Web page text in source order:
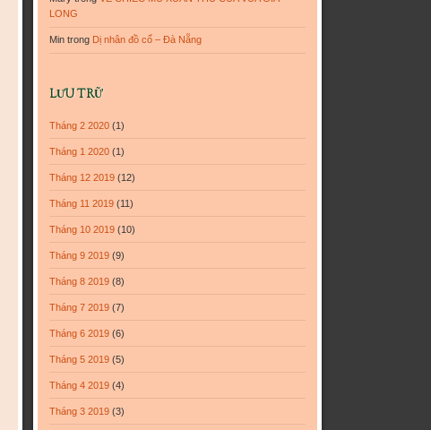
LONG
Min trong Dị nhân đồ cổ – Đà Nẵng
LƯU TRỮ
Tháng 2 2020 (1)
Tháng 1 2020 (1)
Tháng 12 2019 (12)
Tháng 11 2019 (11)
Tháng 10 2019 (10)
Tháng 9 2019 (9)
Tháng 8 2019 (8)
Tháng 7 2019 (7)
Tháng 6 2019 (6)
Tháng 5 2019 (5)
Tháng 4 2019 (4)
Tháng 3 2019 (3)